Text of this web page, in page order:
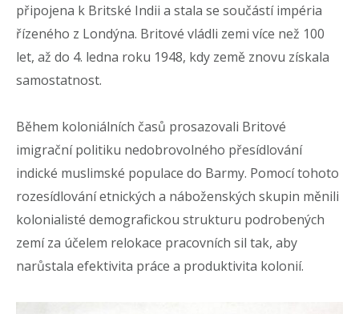
připojena k Britské Indii a stala se součástí impéria
řízeného z Londýna. Britové vládli zemi více než 100
let, až do 4. ledna roku 1948, kdy země znovu získala
samostatnost.
Během koloniálních časů prosazovali Britové
imigrační politiku nedobrovolného přesídlování
indické muslimské populace do Barmy. Pomocí tohoto
rozesídlování etnických a náboženských skupin měnili
kolonialisté demografickou strukturu podrobených
zemí za účelem relokace pracovních sil tak, aby
narůstala efektivita práce a produktivita kolonií.